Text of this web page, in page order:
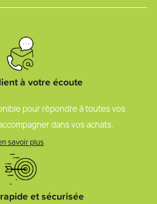
à votre écoute
pour répondre à toutes vos
dans vos achats.
savoir plus
et sécurisée